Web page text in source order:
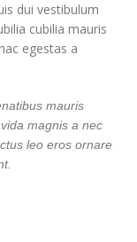
dui vestibulum
cubilia mauris
egestas a
mauris
magnis a nec
leo eros ornare